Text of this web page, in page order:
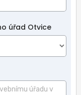
úřad Otvice